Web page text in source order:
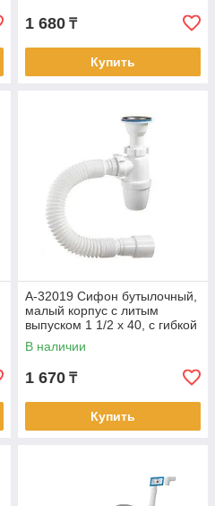
1 680 ₸
Купить
А-32019 Сифон бутылочный,
малый корпус с литым
выпуском 1 1/2 х 40, с гибкой
трубой 40-40/50 (40)
В наличии
1 670 ₸
Купить